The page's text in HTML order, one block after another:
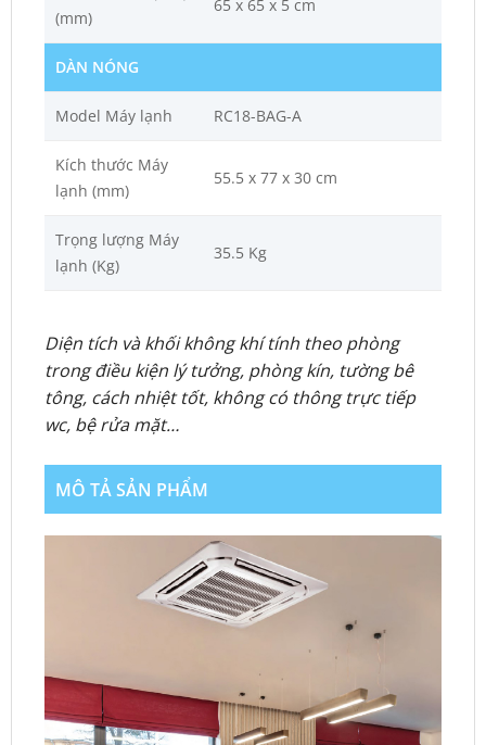
(mm)
65 x 65 x 5 cm
DÀN NÓNG
Model Máy lạnh RC18-BAG-A
Kích thước Máy
lạnh (mm)
55.5 x 77 x 30 cm
Trọng lượng Máy
lạnh (Kg)
35.5 Kg
Diện tích và khối không khí tính theo phòng
trong điều kiện lý tưởng, phòng kín, tường bê
tông, cách nhiệt tốt, không có thông trực tiếp
wc, bệ rửa mặt…
MÔ TẢ SẢN PHẨM